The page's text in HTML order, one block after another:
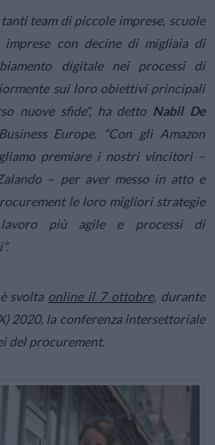
team di piccole imprese, scuole
con decine di migliaia di
digitale nei processi di
sui loro obiettivi principali
nuove sfide“, ha detto Nabil De
Europe. “Con gli Amazon
premiare i nostri vincitori –
– per aver messo in atto e
le loro migliori strategie
più agile e processi di
svolta online il 7 ottobre, durante
2020, la conferenza intersettoriale
del procurement.